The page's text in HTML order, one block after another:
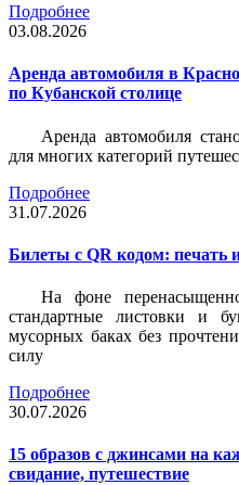
Подробнее
03.08.2026
Аренда автомобиля в
по Кубанской столице
Аренда автомобиля
для многих категорий
Подробнее
31.07.2026
Билеты c QR кодом: печать
На фоне
стандартные листовки и
мусорных баках без
силу
Подробнее
30.07.2026
15 образов с джинсами на
свидание, путешествие